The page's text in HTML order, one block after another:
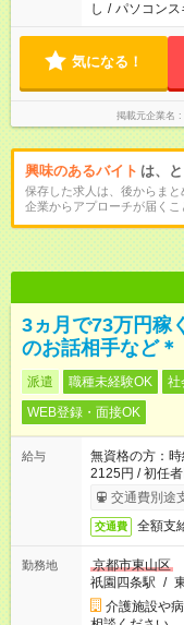
し / パソコンス
気になる！
掲載元企業名
興味のあるバイト は、
保存した求人は、後からまと
企業からアプローチが届くこ
3ヵ月で73万円稼
のお話相手など＊
派遣 職種未経験OK 社
WEB登録・面接OK
給与
無資格の方：
2125円 / 初任
交通費別途
交通費 全額支
勤務地
京都市東山区
祇園四条駅 /
介護施設や